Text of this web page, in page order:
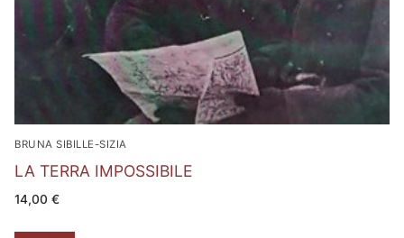
BRUNA SIBILLE-SIZIA
LA TERRA IMPOSSIBILE
14,00 €